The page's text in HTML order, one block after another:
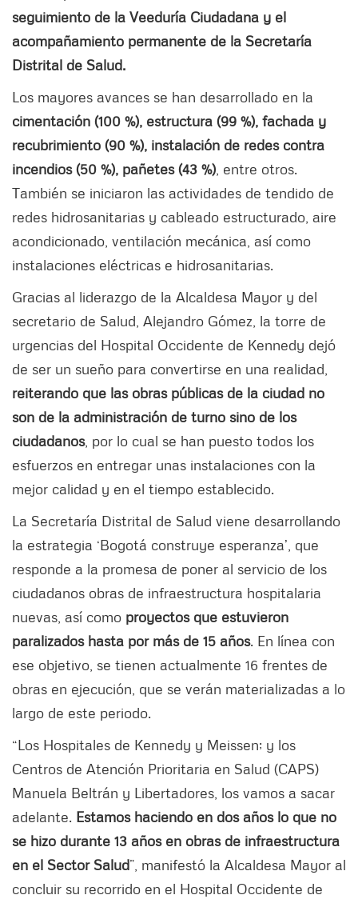
seguimiento de la Veeduría Ciudadana y el
acompañamiento permanente de la Secretaría
Distrital de Salud.
Los mayores avances se han desarrollado en la
cimentación (100 %), estructura (99 %), fachada y
recubrimiento (90 %), instalación de redes contra
incendios (50 %), pañetes (43 %) , entre otros.
También se iniciaron las actividades de tendido de
redes hidrosanitarias y cableado estructurado, aire
acondicionado, ventilación mecánica, así como
instalaciones eléctricas e hidrosanitarias.
Gracias al liderazgo de la Alcaldesa Mayor y del
secretario de Salud, Alejandro Gómez, la torre de
urgencias del Hospital Occidente de Kennedy dejó
de ser un sueño para convertirse en una realidad,
reiterando que las obras públicas de la ciudad no
son de la administración de turno sino de los
ciudadanos, por lo cual se han puesto todos los
esfuerzos en entregar unas instalaciones con la
mejor calidad y en el tiempo establecido.
La Secretaría Distrital de Salud viene desarrollando
la estrategia ‘Bogotá construye esperanza’, que
responde a la promesa de poner al servicio de los
ciudadanos obras de infraestructura hospitalaria
nuevas, así como proyectos que estuvieron
paralizados hasta por más de 15 años. En línea con
ese objetivo, se tienen actualmente 16 frentes de
obras en ejecución, que se verán materializadas a lo
largo de este periodo.
“Los Hospitales de Kennedy y Meissen; y los
Centros de Atención Prioritaria en Salud (CAPS)
Manuela Beltrán y Libertadores, los vamos a sacar
adelante. Estamos haciendo en dos años lo que no
se hizo durante 13 años en obras de infraestructura
en el Sector Salud”, manifestó la Alcaldesa Mayor al
concluir su recorrido en el Hospital Occidente de